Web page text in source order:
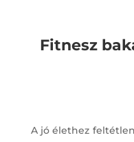
Fitnesz
A jó élethez